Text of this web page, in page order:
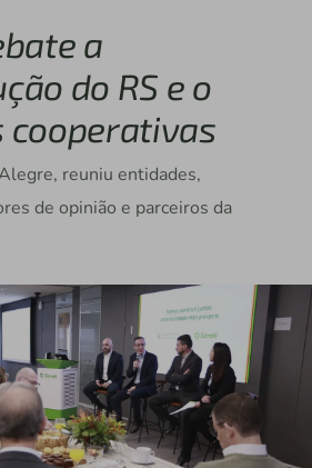
a
do RS e o
cooperativas
reuniu entidades,
de opinião e parceiros da